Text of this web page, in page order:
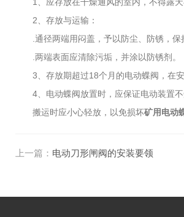
2、存放与运输：
.通径两端用闷盖，予以防尘、防锈，保
.两端表面应清除污垢，并涂以防锈剂。
3、存放期超过18个月的电动蝶阀，在安
4、电动蝶阀放置时，应保证电动装置不
搬运时应小心轻放，以免损坏矿用电动
上一篇： 电动刀形闸阀的安装要领